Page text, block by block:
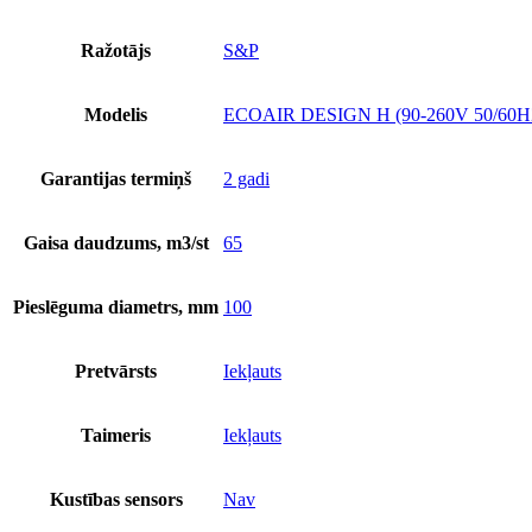
Ražotājs S&P
Modelis ECOAIR DESIGN H (90-260V 50/
Garantijas termiņš 2 gadi
Gaisa daudzums, m3/st 65
Pieslēguma diametrs, mm 100
Pretvārsts Iekļauts
Taimeris Iekļauts
Kustības sensors Nav